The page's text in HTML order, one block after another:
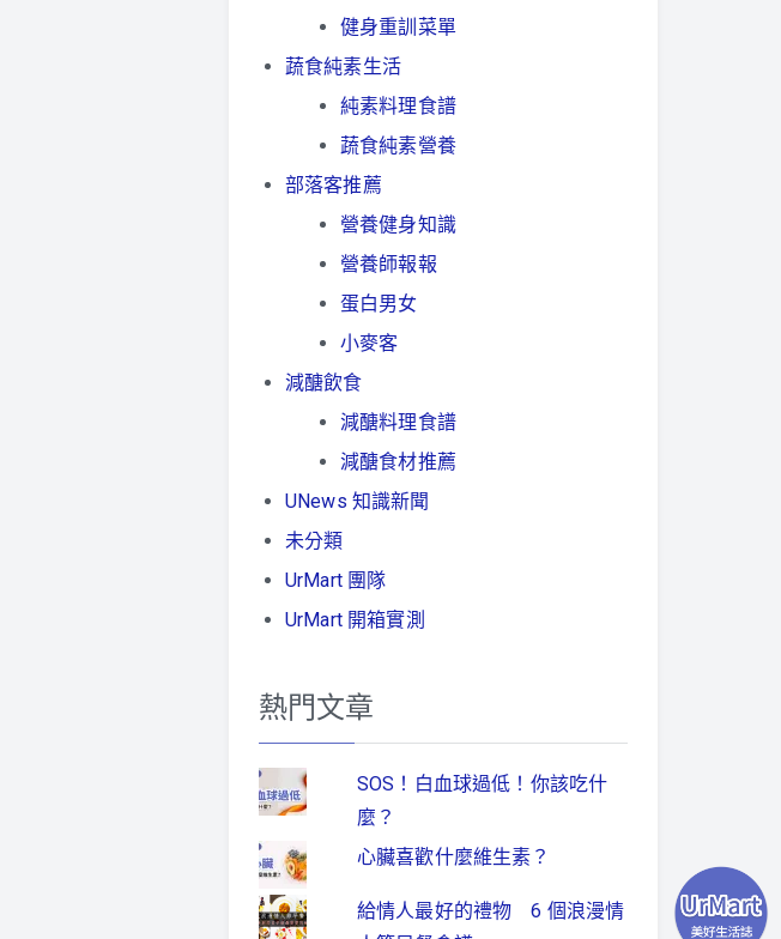
健身重訓菜單
蔬食純素生活
純素料理食譜
蔬食純素營養
部落客推薦
營養健身知識
營養師報報
蛋白男女
小麥客
減醣飲食
減醣料理食譜
減醣食材推薦
UNews 知識新聞
未分類
UrMart 團隊
UrMart 開箱實測
熱門文章
SOS！白血球過低！你該吃什
麼？
心臟喜歡什麼維生素？
給情人最好的禮物 6 個浪漫情